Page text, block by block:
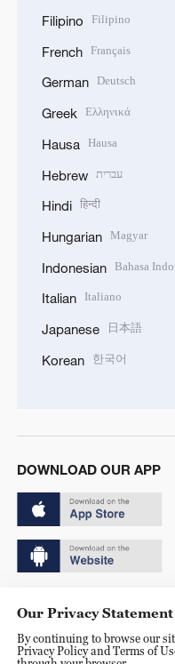
Filipino Filipino
French Français
German Deutsch
Greek Ελληνικά
Hausa Hausa
Hebrew עברית
Hindi हिन्दी
Hungarian Magyar
Indonesian Bahasa
Italian Italiano
Japanese 日本語
Korean 한국어
DOWNLOAD OUR APP
京ICP备20000184号
京公网安备
Our Privacy
By continuing to browse our
Privacy Policy and Terms of